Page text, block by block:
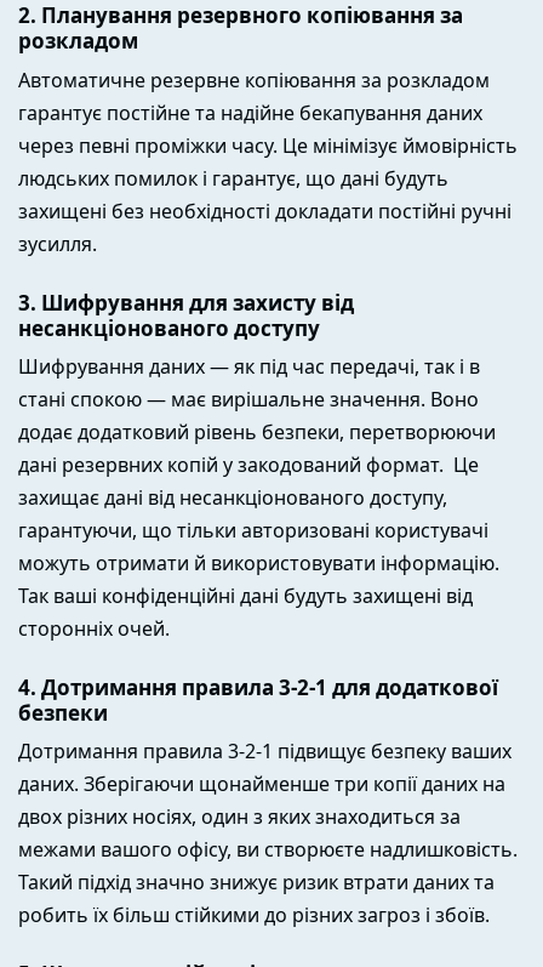
2. Планування резервного копіювання за
розкладом
Автоматичне резервне копіювання за розкладом
гарантує постійне та надійне бекапування даних
через певні проміжки часу. Це мінімізує ймовірність
людських помилок і гарантує, що дані будуть
захищені без необхідності докладати постійні ручні
зусилля.
3. Шифрування для захисту від
несанкціонованого доступу
Шифрування даних — як під час передачі, так і в
стані спокою — має вирішальне значення. Воно
додає додатковий рівень безпеки, перетворюючи
дані резервних копій у закодований формат. Це
захищає дані від несанкціонованого доступу,
гарантуючи, що тільки авторизовані користувачі
можуть отримати й використовувати інформацію.
Так ваші конфіденційні дані будуть захищені від
сторонніх очей.
4. Дотримання правила 3-2-1 для додаткової
безпеки
Дотримання правила 3-2-1 підвищує безпеку ваших
даних. Зберігаючи щонайменше три копії даних на
двох різних носіях, один з яких знаходиться за
межами вашого офісу, ви створюєте надлишковість.
Такий підхід значно знижує ризик втрати даних та
робить їх більш стійкими до різних загроз і збоїв.